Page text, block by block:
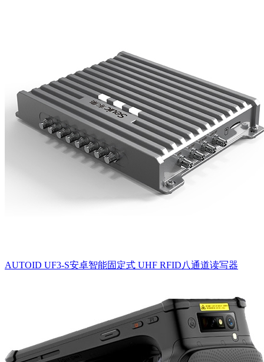
AUTOID UF3-S安卓智能固定式 UHF RFID八通道读写器